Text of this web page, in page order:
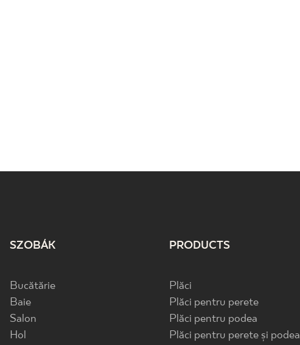
SZOBÁK
Bucătărie
Baie
Salon
Hol
PRODUCTS
Plăci
Plăci pentru perete
Plăci pentru podea
Plăci pentru perete și podea